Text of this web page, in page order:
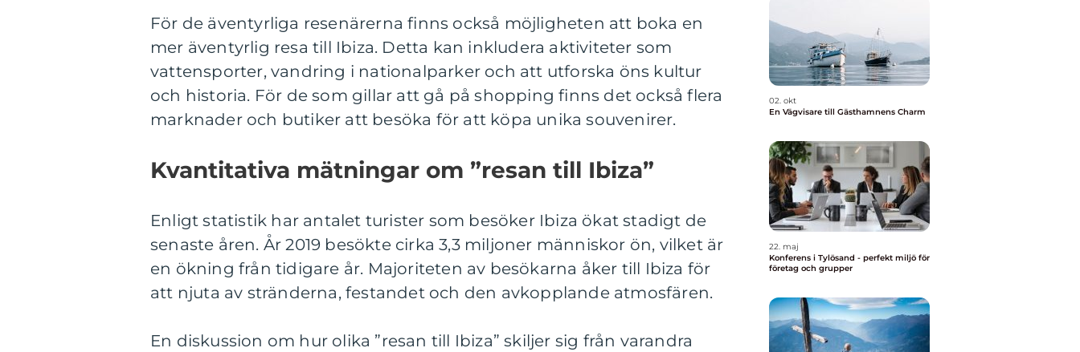
För de äventyrliga resenärerna finns också möjligheten att boka en
mer äventyrlig resa till Ibiza. Detta kan inkludera aktiviteter som
vattensporter, vandring i nationalparker och att utforska öns kultur
och historia. För de som gillar att gå på shopping finns det också flera
marknader och butiker att besöka för att köpa unika souvenirer.
Kvantitativa mätningar om ”resan till Ibiza”
Enligt statistik har antalet turister som besöker Ibiza ökat stadigt de
senaste åren. År 2019 besökte cirka 3,3 miljoner människor ön, vilket är
en ökning från tidigare år. Majoriteten av besökarna åker till Ibiza för
att njuta av stränderna, festandet och den avkopplande atmosfären.
En diskussion om hur olika ”resan till Ibiza” skiljer sig från varandra
02. okt
En Vägvisare till Gästhamnens Charm
22. maj
Konferens i Tylösand - perfekt miljö för
företag och grupper